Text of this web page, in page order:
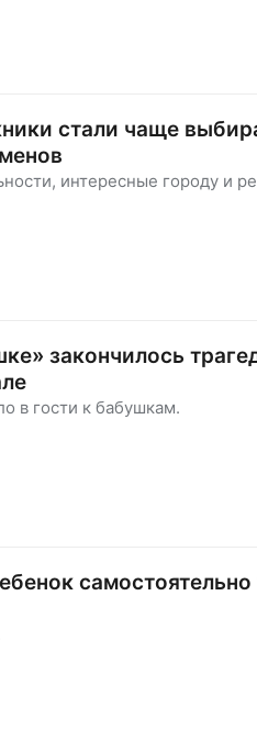
стали чаще
интересные городу и
закончилось
в гости к бабушкам.